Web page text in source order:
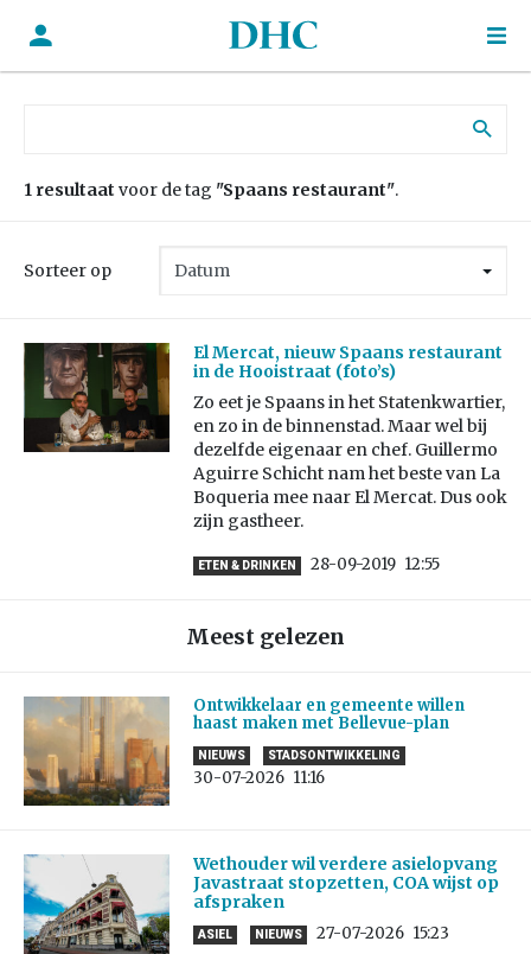
1 resultaat voor de tag "Spaans restaurant".
Sorteer op
El Mercat, nieuw Spaans restaurant
in de Hooistraat (foto’s)
Zo eet je Spaans in het Statenkwartier,
en zo in de binnenstad. Maar wel bij
dezelfde eigenaar en chef. Guillermo
Aguirre Schicht nam het beste van La
Boqueria mee naar El Mercat. Dus ook
zijn gastheer.
ETEN & DRINKEN 28-09-2019 12:55
Meest gelezen
Ontwikkelaar en gemeente willen
haast maken met Bellevue-plan
NIEUWS STADSONTWIKKELING
30-07-2026 11:16
Wethouder wil verdere asielopvang
Javastraat stopzetten, COA wijst op
afspraken
ASIEL NIEUWS 27-07-2026 15:23